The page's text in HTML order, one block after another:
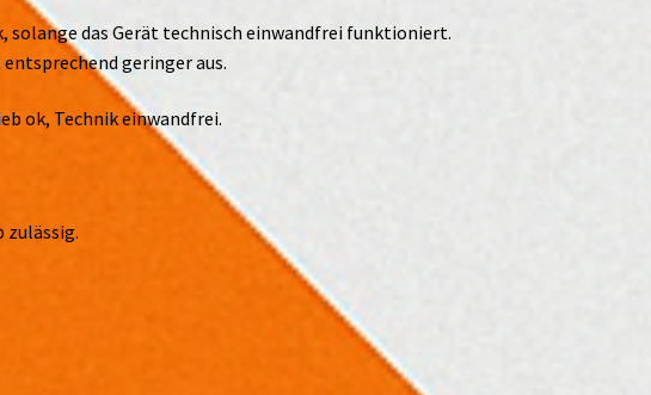
solange das Gerät technisch einwandfrei funktioniert.
geringer aus.
ok, Technik einwandfrei.